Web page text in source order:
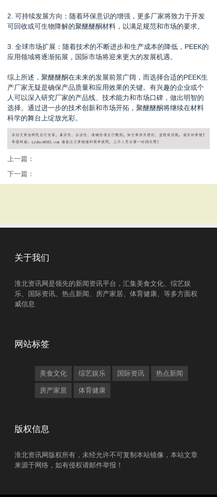
2. 可持续发展方向：随着环保意识的增强，更多厂家将致力于开发
可回收或可生物降解的聚醚醚酮材料，以满足规范和市场的要求。
3. 全球市场扩展：随着技术的不断进步和生产成本的降低，PEEK的
应用领域将逐渐拓展，国际市场将迎来更大的发展机遇。
综上所述，聚醚醚酮在未来的发展前景广阔，而选择合适的PEEK生
产厂家无疑是确保产品质量和应用效果的关键。有兴趣的企业或个
人可以深入研究厂家的产品线、技术能力和市场口碑，做出明智的
选择。通过进一步的技术创新和市场开拓，聚醚醚酮将继续在材料
科学的舞台上绽放光彩。
上一篇：
下一篇：
关于我们
淮北资讯网是领先的新闻资讯平台，汇集美食文化、综艺娱
乐、国际资讯、热点新闻、房产家居、体育健康、等多方面权
威信息
网站标签
美食文化 综艺娱乐 国际资讯 热点新闻
房产家居 体育健康
版权信息
淮北资讯网版权所有，未经允许不可复制本站镜像，本站文章
来源于网络，如有侵权请邮件举报！